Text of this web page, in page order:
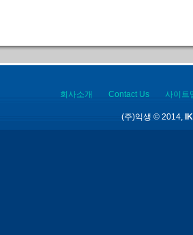
회사소개 Contact Us 사이트
(주)익생 © 2014,